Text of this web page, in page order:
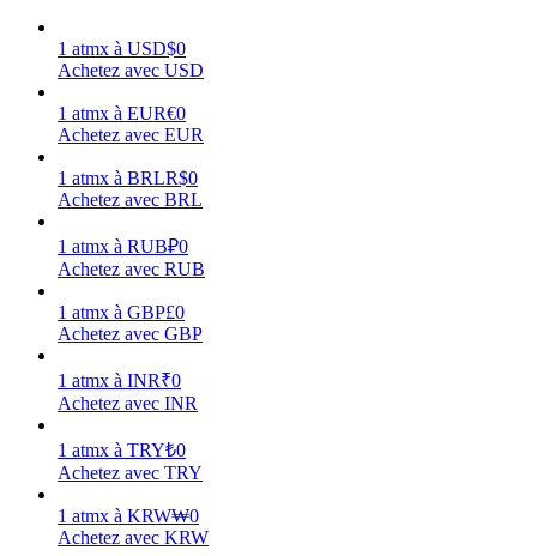
Gagner
Cochon de puissance
Gagnez quotidiennement des récompenses compétitives
1 atmx à USD$0
Achetez avec USD
1 atmx à EUR€0
Achetez avec EUR
1 atmx à BRLR$0
Achetez avec BRL
1 atmx à RUB₽0
Achetez avec RUB
1 atmx à GBP£0
Achetez avec GBP
1 atmx à INR₹0
Achetez avec INR
1 atmx à TRY₺0
Achetez avec TRY
1 atmx à KRW₩0
Achetez avec KRW